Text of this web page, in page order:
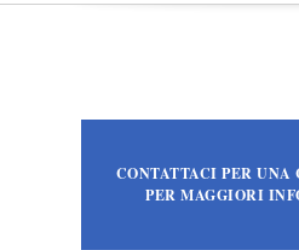
CONTATTACI PER UNA
PER MAGGIORI